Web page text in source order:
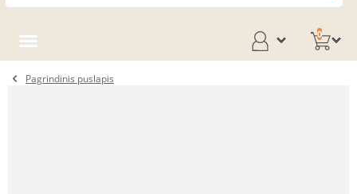
0
Pagrindinis puslapis